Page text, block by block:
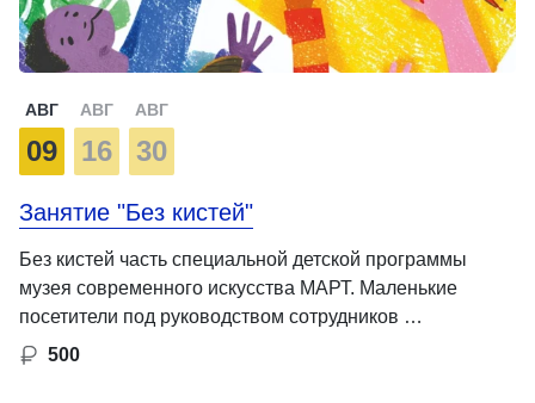
АВГ
09
АВГ
16
АВГ
30
Занятие "Без кистей"
Без кистей часть специальной детской программы
музея современного искусства МАРТ. Маленькие
посетители под руководством сотрудников …
500